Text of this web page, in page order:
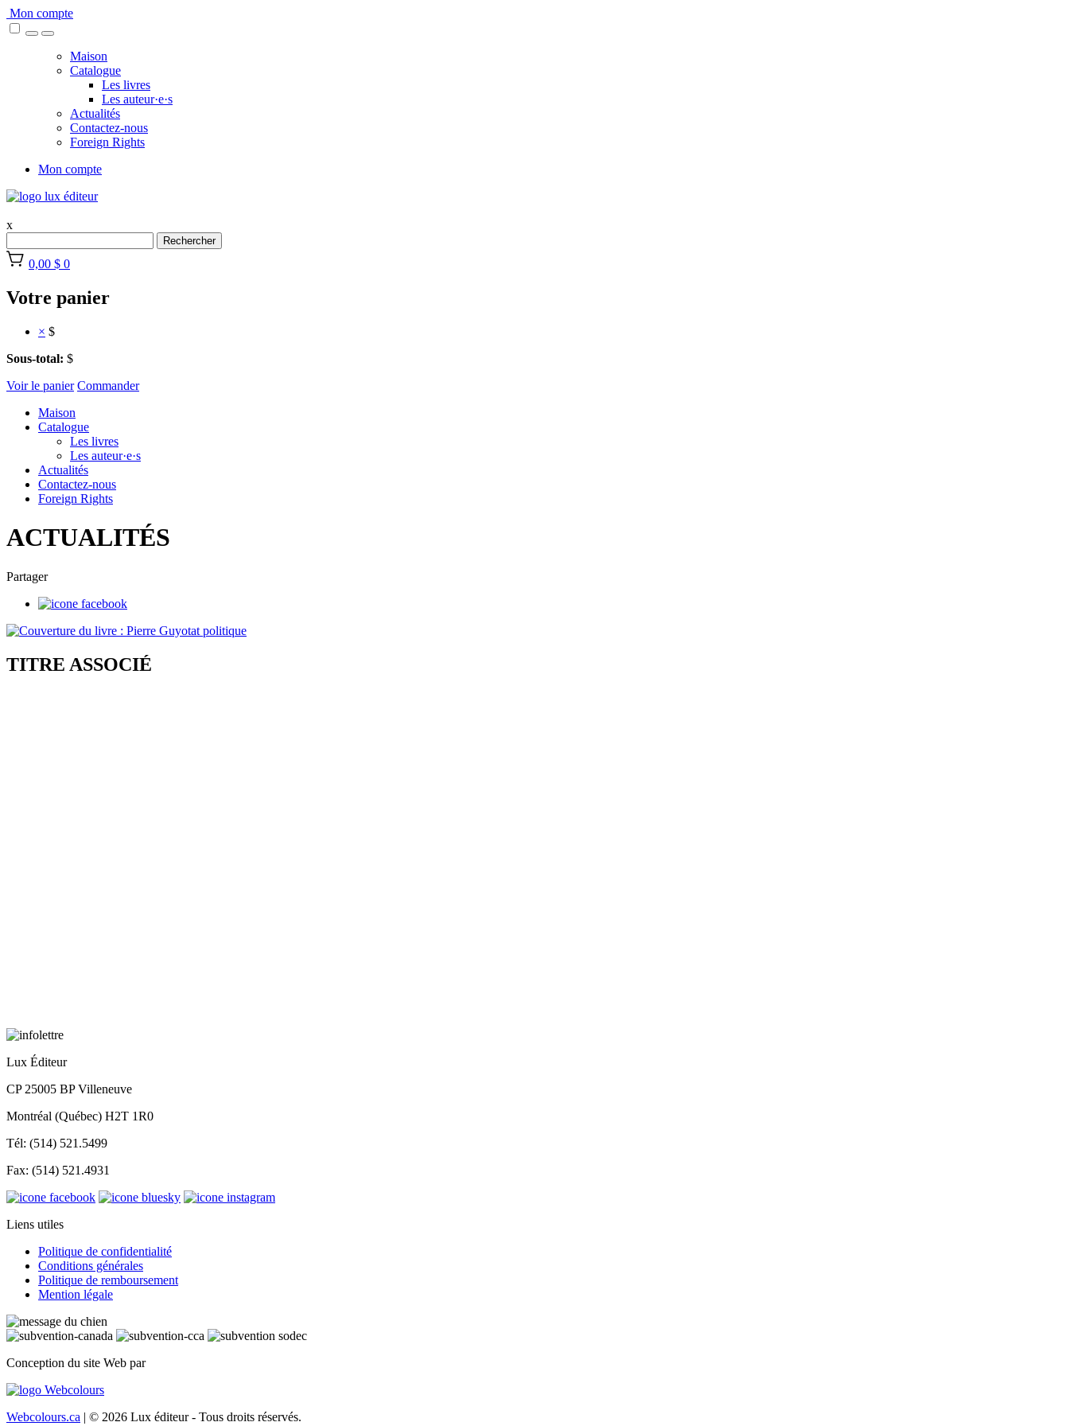
Skip
to
Mon compte
Maison
Catalogue
Les livres
Les auteur·e·s
Actualités
Contactez-nous
Foreign Rights
Mon compte
x
Rechercher
0,00 $ 0
Votre panier
× $
Sous-total: $
Voir le panier Commander
Maison
Catalogue
Les livres
Les auteur·e·s
Actualités
Contactez-nous
Foreign Rights
ACTUALITÉS
Partager
TITRE ASSOCIÉ
Lux Éditeur
CP 25005 BP Villeneuve
Montréal (Québec) H2T 1R0
Tél: (514) 521.5499
Fax: (514) 521.4931
Liens utiles
Politique de confidentialité
Conditions générales
Politique de remboursement
Mention légale
Conception du site Web par
Webcolours.ca | © 2026 Lux éditeur - Tous droits réservés.